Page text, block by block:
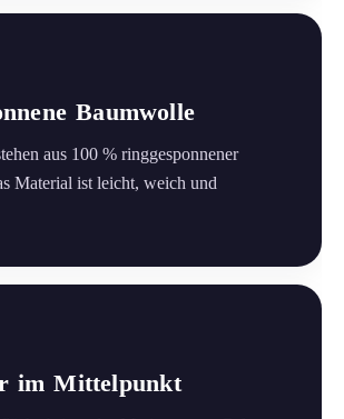
Baumwolle
aus 100 % ringgesponnener
Material ist leicht, weich und
im Mittelpunkt